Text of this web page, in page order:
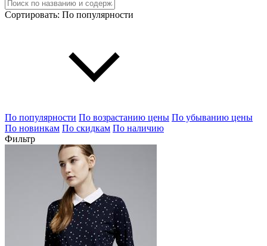
Сортировать: По популярности
По популярности По возрастанию цены По убыванию цены
По новинкам По скидкам По наличию
Фильтр